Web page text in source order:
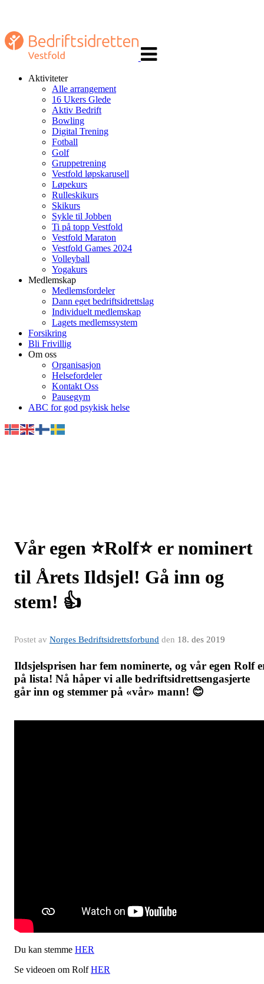
navigasjon
Aktiviteter
Alle arrangement
16 Ukers Glede
Aktiv Bedrift
Bowling
Digital Trening
Fotball
Golf
Gruppetrening
Vestfold løpskarusell
Løpekurs
Rulleskikurs
Skikurs
Sykle til Jobben
Ti på topp Vestfold
Vestfold Maraton
Vestfold Games 2024
Volleyball
Yogakurs
Medlemskap
Medlemsfordeler
Dann eget bedriftsidrettslag
Individuelt medlemskap
Lagets medlemssystem
Forsikring
Bli Frivillig
Om oss
Organisasjon
Helsefordeler
Kontakt Oss
Pausegym
ABC for god psykisk helse
Vår egen ⭐️Rolf⭐️ er nominert
til Årets Ildsjel! Gå inn og
stem! 👍
Postet av Norges Bedriftsidrettsforbund den 18. des 2019
Ildsjelsprisen har fem nominerte, og vår egen Rolf
på lista! Nå håper vi alle bedriftsidrettsengasjerte
går inn og stemmer på «vår» mann! 😊
Du kan stemme HER
Se videoen om RolfHER